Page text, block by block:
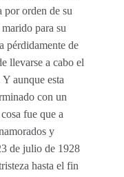
por orden de su
para su
pérdidamente de
llevarse a cabo el
aunque esta
con un
fue que a
y
de julio de 1928
hasta el fin